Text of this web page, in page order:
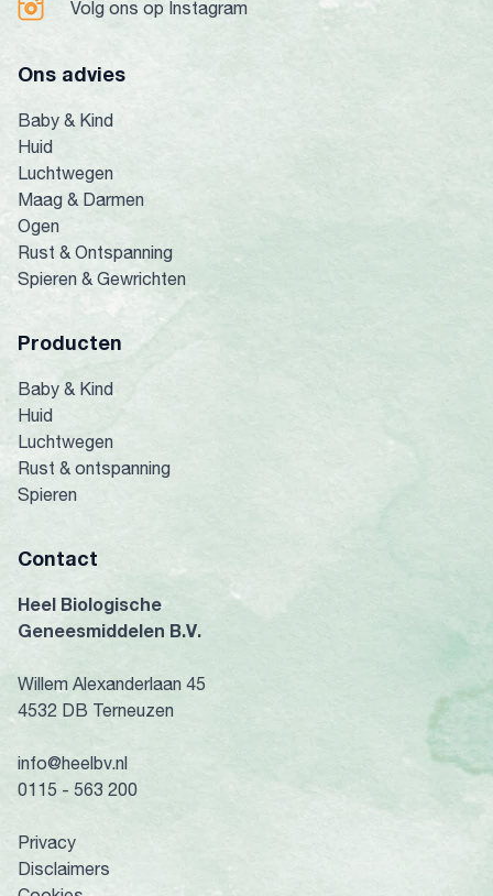
Volg ons op Instagram
Ons advies
Baby & Kind
Huid
Luchtwegen
Maag & Darmen
Ogen
Rust & Ontspanning
Spieren & Gewrichten
Producten
Baby & Kind
Huid
Luchtwegen
Rust & ontspanning
Spieren
Contact
Heel Biologische
Geneesmiddelen B.V.
Willem Alexanderlaan 45
4532 DB Terneuzen
info@heelbv.nl
0115 - 563 200
Privacy
Disclaimers